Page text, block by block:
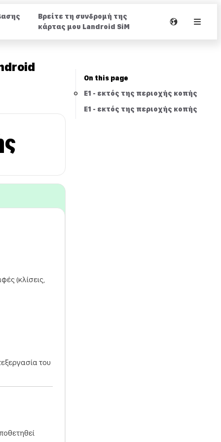
Βρείτε τη συνδρομή της
κάρτας μου Landroid SiM
(κλίσεις,
του
On this page
E1 - εκτός της περιοχής κοπής
E1 - εκτός της περιοχής κοπής